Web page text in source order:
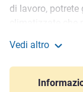
di lavoro, potrete
gastronomica
approfittate del
catalane.
Vedi altro